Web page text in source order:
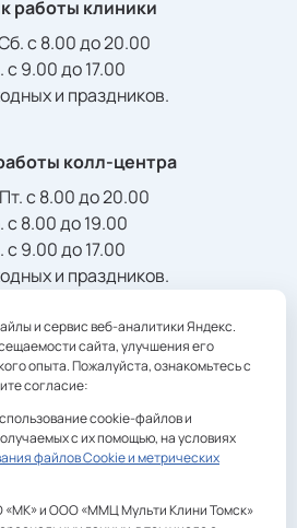
работы клиники
с 8.00 до 20.00
с 9.00 до 17.00
и праздников.
колл-центра
с 8.00 до 20.00
с 8.00 до 19.00
с 9.00 до 17.00
и праздников.
Факс:
registratura@multiclinic.ru
конфиденциальности
и сервис веб-аналитики Яндекс.
сайта, улучшения его
опыта. Пожалуйста, ознакомьтесь с
согласие:
cookie-файлов и
с их помощью, на условиях
файлов Cookie и метрических
и ООО «ММЦ Мульти Клини Томск»